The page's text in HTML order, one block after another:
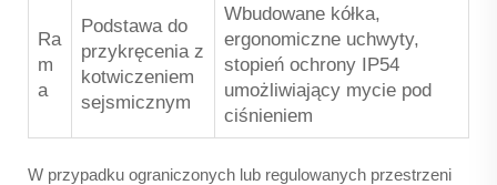
Ra
m
a
Podstawa do
przykręcenia z
kotwiczeniem
sejsmicznym
Wbudowane kółka,
ergonomiczne uchwyty,
stopień ochrony IP54
umożliwiający mycie pod
ciśnieniem
W przypadku ograniczonych lub regulowanych przestrzeni